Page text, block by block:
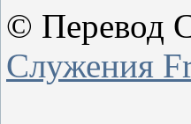
© Перевод
Служения